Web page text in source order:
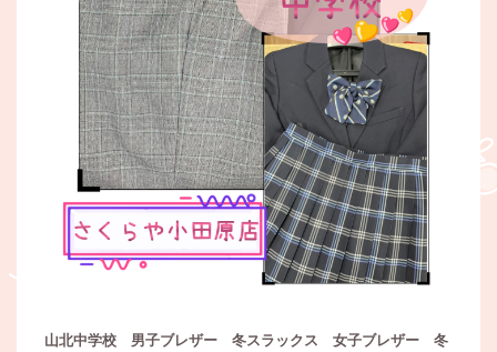
山北中学校 男子ブレザー 冬スラックス 女子ブレザー 冬